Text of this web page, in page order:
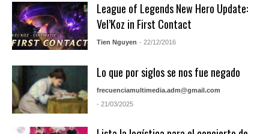
League of Legends New Hero Update:
Vel’Koz in First Contact
Tien Nguyen - 22/12/2016
Lo que por siglos se nos fue negado
frecuenciamultimedia.adm@gmail.com
- 21/03/2025